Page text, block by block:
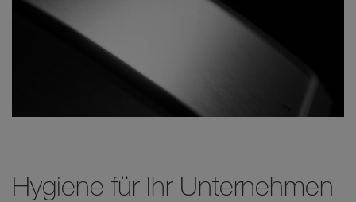
Hygiene für Ihr Unternehmen